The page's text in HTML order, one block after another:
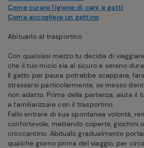
Come curare l'igiene di cani e gatti
Come accogliere un gattino
Abituarlo al trasportino
Con qualsiasi mezzo tu decida di
che il tuo micio sia al sicuro e sereno
Il gatto per paura potrebbe scappare,
stressarsi particolarmente, se messo
non adatto. Prima della partenza, aiuta il
a familiarizzare con il trasportino.
Fallo entrare di sua spontanea volontà,
confortevole, mettendo coperte, giochini
croccantino. Abitualo gradualmente
qualche giorno prima del viaggio, per